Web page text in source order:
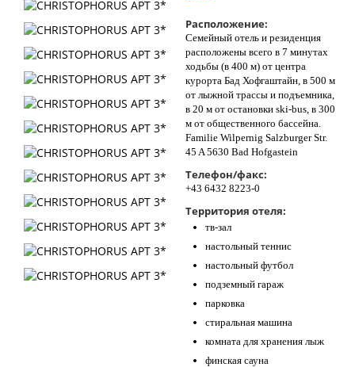
Расположение:
Семейный отель и резиденция
расположены всего в 7 минутах
ходьбы (в 400 м) от центра
курорта Бад Хофгаштайн, в 500 м
от лыжной трассы и подъемника,
в 20 м от остановки ski-bus, в 300
м от общественного бассейна.
Familie Wilpernig Salzburger Str.
45 A 5630 Bad Hofgastein
Телефон/факс:
+43 6432 8223-0
Территория отеля:
тв-зал
настольный теннис
настольный футбол
подземный гараж
парковка
стиральная машина
комната для хранения лыж
финская сауна